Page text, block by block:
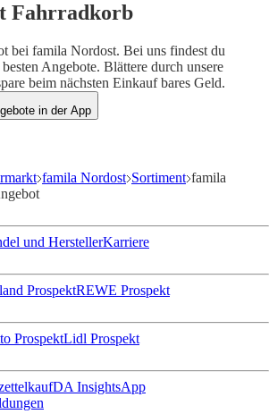
Fahrradkorb
bei famila Nordost. Bei uns findest du
Angebote. Blättere durch unsere
beim nächsten Einkauf bares Geld.
in der App
famila Nordost Sortiment famila
und HerstellerKarriere
ProspektREWE Prospekt
ProspektLidl Prospekt
kaufDA InsightsApp